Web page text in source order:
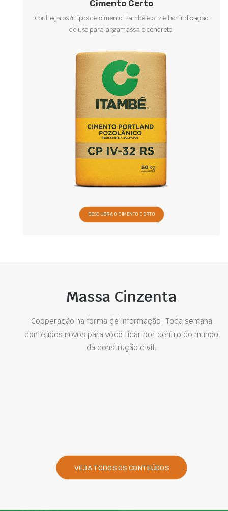
Cimento Certo
Conheça os 4 tipos de cimento Itambé e a melhor indicação
de uso para argamassa e concreto.
DESCUBRA O CIMENTO CERTO
Massa Cinzenta
Cooperação na forma de informação. Toda semana
conteúdos novos para você ficar por dentro do mundo
da construção civil.
VEJA TODOS OS CONTEÚDOS